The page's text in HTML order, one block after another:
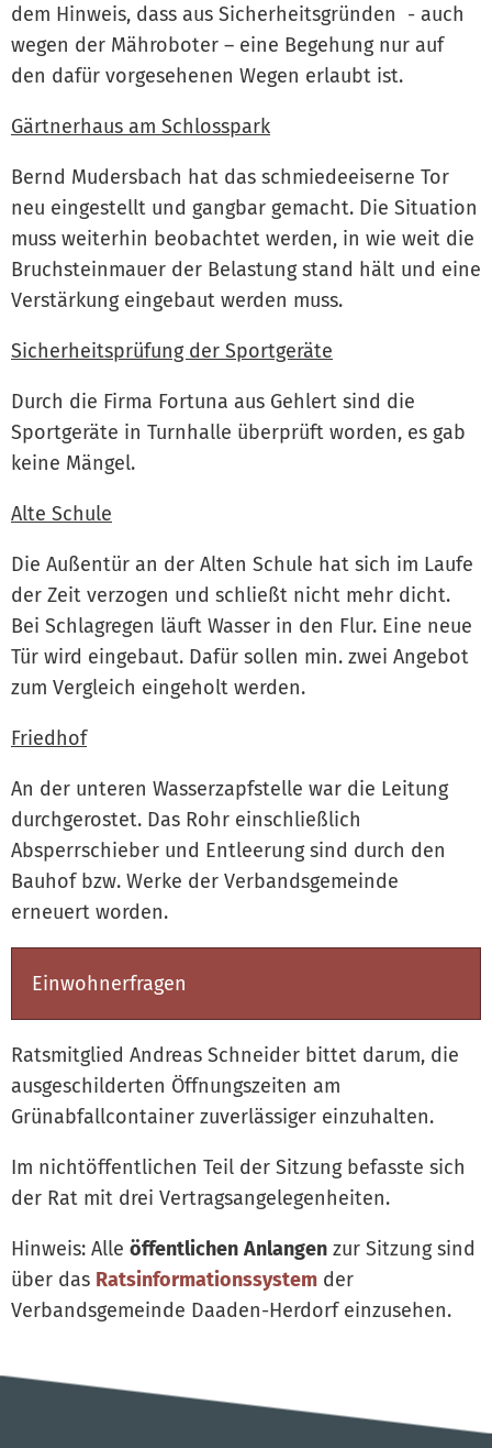
dem Hinweis, dass aus Sicherheitsgründen - auch
wegen der Mähroboter – eine Begehung nur auf
den dafür vorgesehenen Wegen erlaubt ist.
Gärtnerhaus am Schlosspark
Bernd Mudersbach hat das schmiedeeiserne Tor
neu eingestellt und gangbar gemacht. Die Situation
muss weiterhin beobachtet werden, in wie weit die
Bruchsteinmauer der Belastung stand hält und eine
Verstärkung eingebaut werden muss.
Sicherheitsprüfung der Sportgeräte
Durch die Firma Fortuna aus Gehlert sind die
Sportgeräte in Turnhalle überprüft worden, es gab
keine Mängel.
Alte Schule
Die Außentür an der Alten Schule hat sich im Laufe
der Zeit verzogen und schließt nicht mehr dicht.
Bei Schlagregen läuft Wasser in den Flur. Eine neue
Tür wird eingebaut. Dafür sollen min. zwei Angebot
zum Vergleich eingeholt werden.
Friedhof
An der unteren Wasserzapfstelle war die Leitung
durchgerostet. Das Rohr einschließlich
Absperrschieber und Entleerung sind durch den
Bauhof bzw. Werke der Verbandsgemeinde
erneuert worden.
Einwohnerfragen
Ratsmitglied Andreas Schneider bittet darum, die
ausgeschilderten Öffnungszeiten am
Grünabfallcontainer zuverlässiger einzuhalten.
Im nichtöffentlichen Teil der Sitzung befasste sich
der Rat mit drei Vertragsangelegenheiten.
Hinweis: Alle öffentlichen Anlangen zur Sitzung sind
über das Ratsinformationssystem der
Verbandsgemeinde Daaden-Herdorf einzusehen.